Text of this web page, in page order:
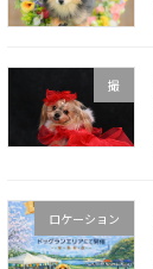
撮
ロケーション